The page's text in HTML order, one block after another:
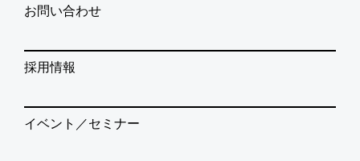
お問い合わせ
採用情報
イベント／セミナー